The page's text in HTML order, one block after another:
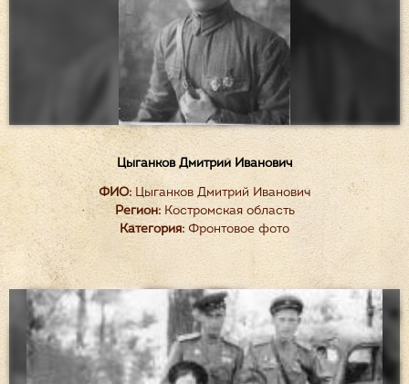
Цыганков Дмитрий Иванович
ФИО:Цыганков Дмитрий Иванович
Регион:Костромская область
Категория: Фронтовое фото